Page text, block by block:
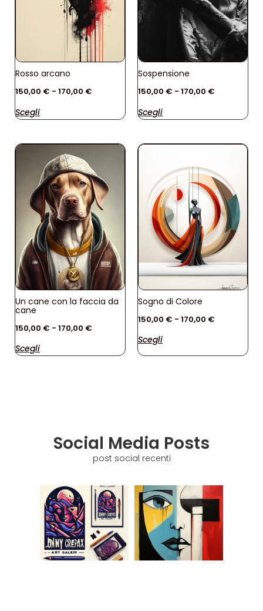
Rosso arcano
150,00 € - 170,00 €
Scegli
Sospensione
150,00 € - 170,00 €
Scegli
Un cane con la faccia da
cane
150,00 € - 170,00 €
Scegli
Sogno di Colore
150,00 € - 170,00 €
Scegli
Social Media Posts
post social recenti